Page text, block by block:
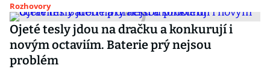
Rozhovory
Ojeté tesly jdou na dračku a konkurují i
novým octaviím. Baterie prý nejsou
problém